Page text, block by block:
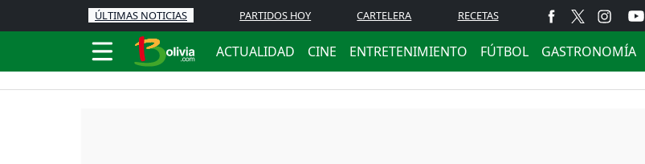
ÚLTIMAS NOTICIAS PARTIDOS HOY CARTELERA RECETAS
ACTUALIDAD CINE ENTRETENIMIENTO FÚTBOL GASTRONOMÍA